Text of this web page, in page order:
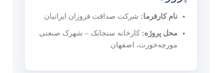
نام کارفرما: شرکت صداقت فروزان ایرانیان
محل پروژه: کارخانه سنجابک – شهرک صنعتی
مورچه‌خورت، اصفهان